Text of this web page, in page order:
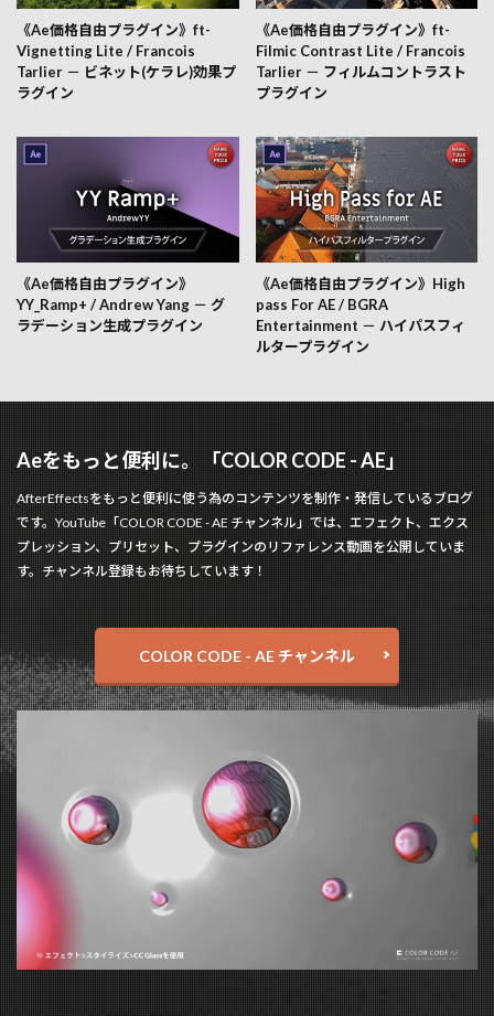
《Ae価格自由プラグイン》ft-
Vignetting Lite / Francois
Tarlier － ビネット(ケラレ)効果プ
ラグイン
《Ae価格自由プラグイン》ft-
Filmic Contrast Lite / Francois
Tarlier － フィルムコントラスト
プラグイン
《Ae価格自由プラグイン》
YY_Ramp+ / Andrew Yang － グ
ラデーション生成プラグイン
《Ae価格自由プラグイン》High
pass For AE / BGRA
Entertainment － ハイパスフィ
ルタープラグイン
Aeをもっと便利に。「COLOR CODE - AE」
AfterEffectsをもっと便利に使う為のコンテンツを制作・発信しているブログ
です。YouTube「COLOR CODE - AE チャンネル」では、エフェクト、エクス
プレッション、プリセット、プラグインのリファレンス動画を公開していま
す。チャンネル登録もお待ちしています！
COLOR CODE - AE チャンネル